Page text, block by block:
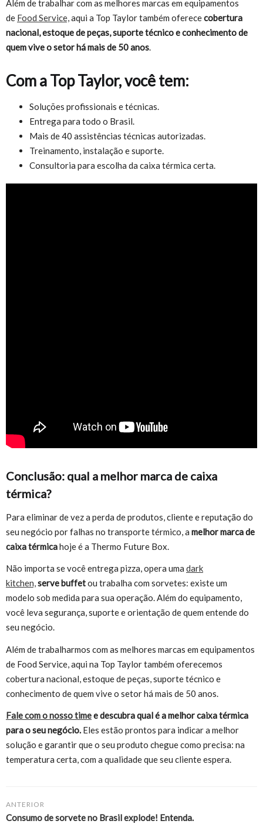
Além de trabalhar com as melhores marcas em equipamentos
de Food Service,aqui a Top Taylor também oferececobertura
nacional, estoque de peças, suporte técnico e conhecimento de
quem vive o setor há mais de 50 anos.
Com a Top Taylor, você tem:
Soluções profissionais e técnicas.
Entrega para todo o Brasil.
Mais de 40 assistências técnicas autorizadas.
Treinamento, instalação e suporte.
Consultoria para escolha da caixa térmica certa.
Conclusão: qual a melhor marca de caixa
térmica?
Para eliminar de vez a perda de produtos, cliente e reputação do
seu negócio por falhas no transporte térmico, a melhor marca de
caixa térmicahoje é a Thermo Future Box.
Não importa se você entrega pizza, opera uma dark
kitchen,serve buffetou trabalha com sorvetes: existe um
modelo sob medida para sua operação. Além do equipamento,
você leva segurança, suporte e orientação de quem entende do
seu negócio.
Além de trabalharmos com as melhores marcas em equipamentos
de Food Service, aqui na Top Taylor também oferecemos
cobertura nacional, estoque de peças, suporte técnico e
conhecimento de quem vive o setor há mais de 50 anos.
Fale com o nosso timee descubra qual é a melhor caixa térmica
para o seu negócio. Eles estão prontos para indicar a melhor
solução e garantir que o seu produto chegue como precisa: na
temperatura certa, com a qualidade que seu cliente espera.
ANTERIOR
Consumo de sorvete no Brasil explode! Entenda.